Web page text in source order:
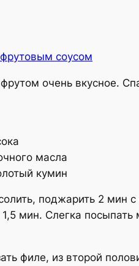
очень вкусное.
масла
кумин
поджарить 2 мин
мин. Слегка
филе, из второй